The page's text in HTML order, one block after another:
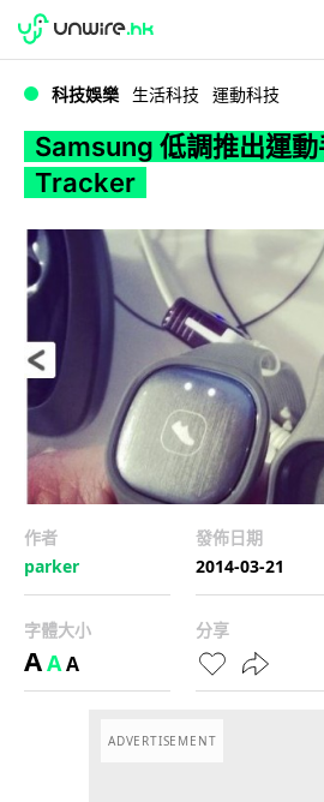
WWDC 2026
科技娛樂 生活科技 運動科技
Samsung 低調推出運
Tracker
作者
parker
發佈日期
2014-03-21
字體大小
AAA
分享
ADVERTISEMENT